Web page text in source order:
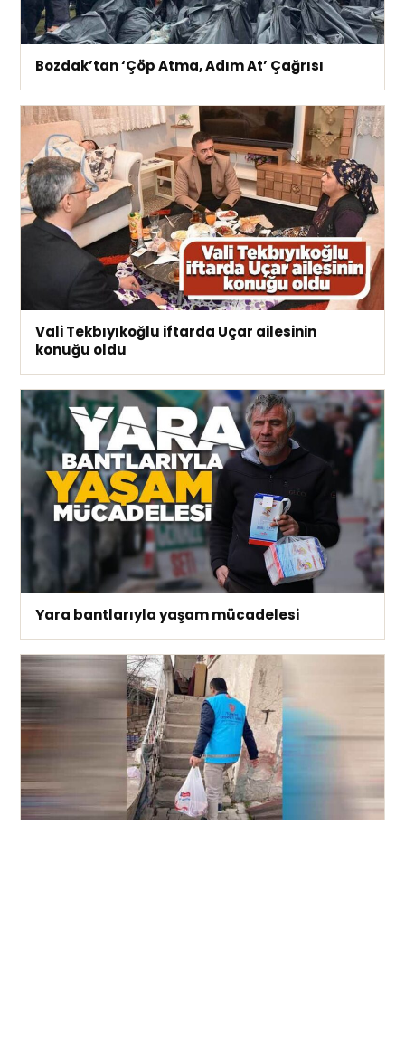
Bozdak’tan ‘Çöp Atma, Adım At’ Çağrısı
Vali Tekbıyıkoğlu iftarda Uçar ailesinin
konuğu oldu
Yara bantlarıyla yaşam mücadelesi